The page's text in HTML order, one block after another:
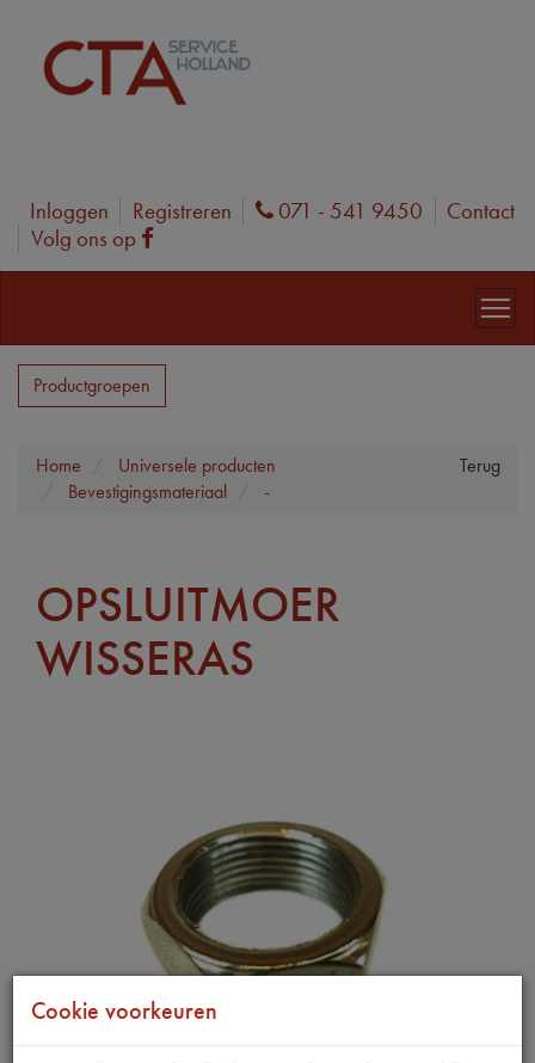
Inloggen Registreren Phone
071 - 541 9450
Contact
Volg ons op
Facebook
Productgroepen
Terug
Home
Universele producten
Bevestigingsmateriaal
-
OPSLUITMOER
WISSERAS
Cookie voorkeuren